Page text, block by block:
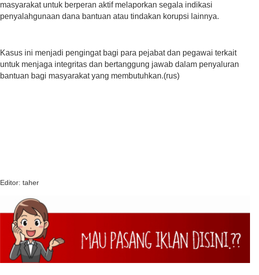
masyarakat untuk berperan aktif melaporkan segala indikasi
penyalahgunaan dana bantuan atau tindakan korupsi lainnya.
Kasus ini menjadi pengingat bagi para pejabat dan pegawai terkait
untuk menjaga integritas dan bertanggung jawab dalam penyaluran
bantuan bagi masyarakat yang membutuhkan.(rus)
Editor: taher